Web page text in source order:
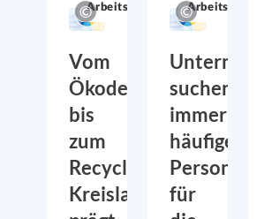
Arbeitsmarkt
Vom
Ökodesign
bis
zum
Recycling:
Kreislaufwirtschaft
Arbeitsmarkt
suchen
immer
häufiger
Personal
für